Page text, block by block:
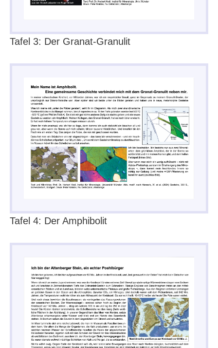
Tafel 3: Der Granat-Granulit
Tafel 4: Der Amphibolit